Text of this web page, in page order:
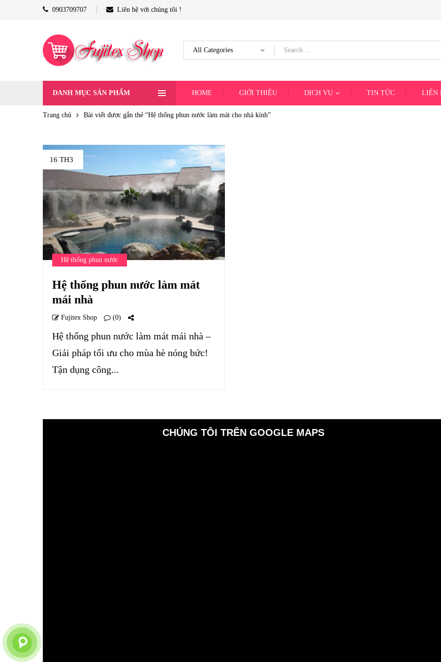
0903709707 Liên hệ với chúng tôi !
DANH MỤC SẢN PHẨM HOME GIỚI THIỆU DỊCH VỤ TIN TỨC LIÊN
Trang chủ Bài viết được gắn thẻ “Hệ thống phun nước làm mát cho nhà kính”
16 TH3
Hệ thống phun nước
Hệ thống phun nước làm mát
mái nhà
Fujitex Shop (0)
Hệ thống phun nước làm mát mái nhà –
Giải pháp tối ưu cho mùa hè nóng bức!
Tận dụng công...
CHÚNG TÔI TRÊN GOOGLE MAPS